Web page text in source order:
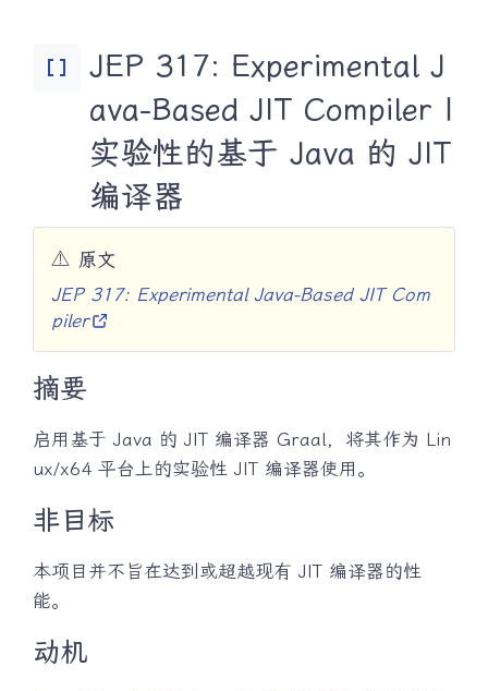
Data_Array
JEP 317: Experimental J
ava-Based JIT Compiler |
实验性的基于 Java 的 JIT
编译器
⚠️ 原文
JEP 317: Experimental Java-Based JIT Com
piler
摘要
启用基于 Java 的 JIT 编译器 Graal，将其作为 Lin
ux/x64 平台上的实验性 JIT 编译器使用。
非目标
本项目并不旨在达到或超越现有 JIT 编译器的性
能。
动机